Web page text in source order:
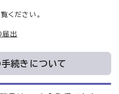
ください。
届出
手続きについて